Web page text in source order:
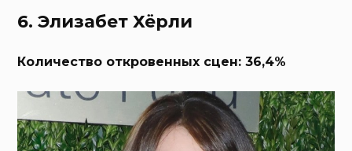
6. Элизабет Хёрли
Количество откровенных сцен: 36,4%